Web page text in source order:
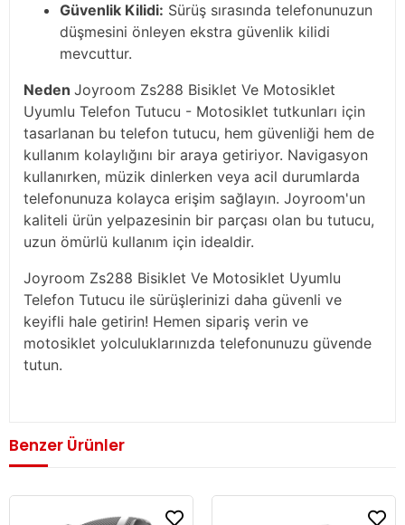
Güvenlik Kilidi: Sürüş sırasında telefonunuzun
düşmesini önleyen ekstra güvenlik kilidi
mevcuttur.
Neden Joyroom Zs288 Bisiklet Ve Motosiklet
Uyumlu Telefon Tutucu - Motosiklet tutkunları için
tasarlanan bu telefon tutucu, hem güvenliği hem de
kullanım kolaylığını bir araya getiriyor. Navigasyon
kullanırken, müzik dinlerken veya acil durumlarda
telefonunuza kolayca erişim sağlayın. Joyroom'un
kaliteli ürün yelpazesinin bir parçası olan bu tutucu,
uzun ömürlü kullanım için idealdir.
Joyroom Zs288 Bisiklet Ve Motosiklet Uyumlu
Telefon Tutucu ile sürüşlerinizi daha güvenli ve
keyifli hale getirin! Hemen sipariş verin ve
motosiklet yolculuklarınızda telefonunuzu güvende
tutun.
Benzer Ürünler